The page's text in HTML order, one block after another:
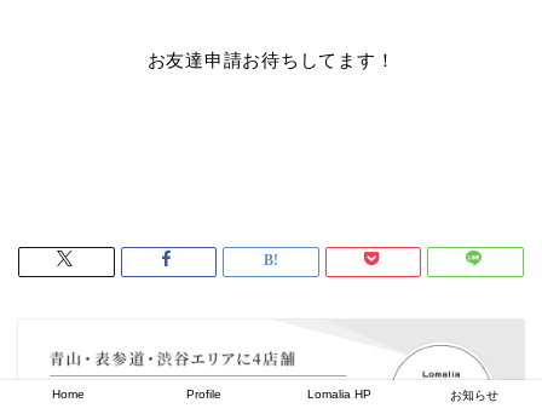
お友達申請お待ちしてます！
Home Profile Lomalia HP お知らせ